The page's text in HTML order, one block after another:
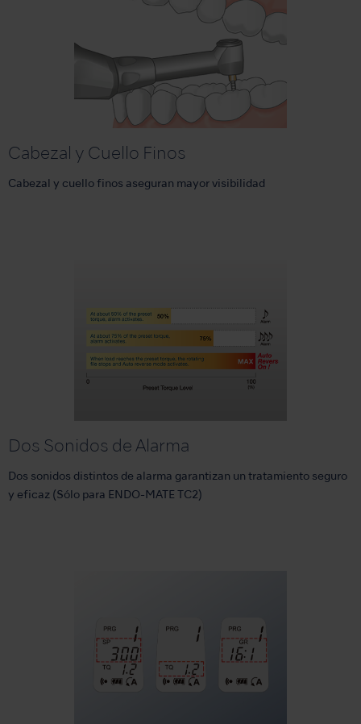
Cabezal y Cuello Finos
Cabezal y cuello finos aseguran mayor visibilidad
Dos Sonidos de Alarma
Dos sonidos distintos de alarma garantizan un tratamiento seguro
y eficaz (Sólo para ENDO-MATE TC2)